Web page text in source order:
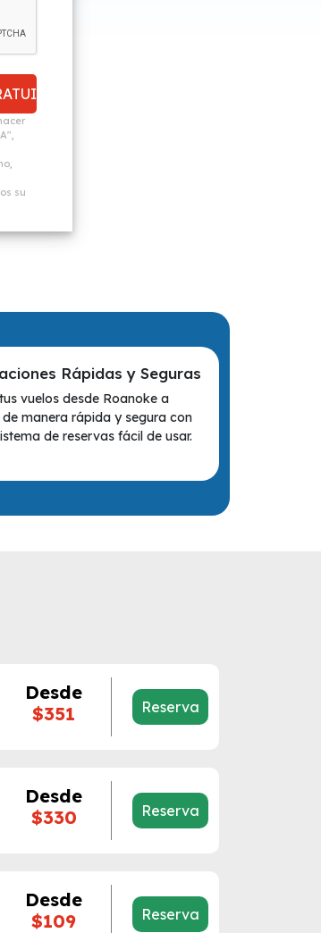
su
Rápidas y Seguras
vuelos desde Roanoke a
manera rápida y segura con
de reservas fácil de usar.
Desde
$351
Reserva
Desde
$330
Reserva
Desde
$109
Reserva